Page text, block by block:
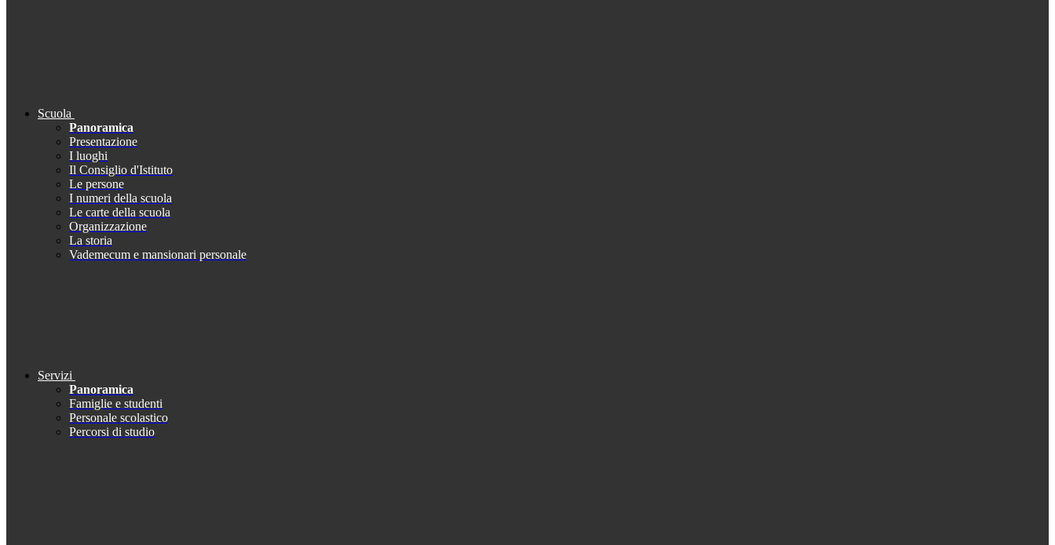
Scuola
Panoramica
Presentazione
I luoghi
Il Consiglio d'Istituto
Le persone
I numeri della scuola
Le carte della scuola
Organizzazione
La storia
Vademecum e mansionari personale
Servizi
Panoramica
Famiglie e studenti
Personale scolastico
Percorsi di studio